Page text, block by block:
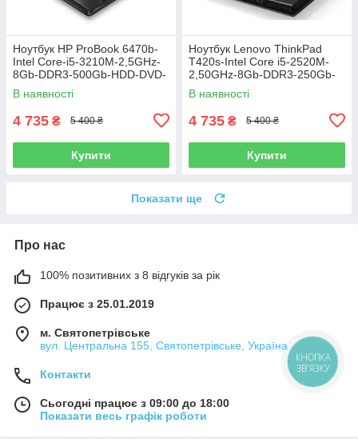
Ноутбук HP ProBook 6470b-
Intel Core-i5-3210M-2,5GHz-
8Gb-DDR3-500Gb-HDD-DVD-
R-W14-HD-Web-(B)-Б/В
В наявності
4 735 ₴ 5 400 ₴
Купити
Ноутбук Lenovo ThinkPad
T420s-Intel Core i5-2520M-
2,50GHz-8Gb-DDR3-250Gb-
HDD-W14-Web-(B)-Б/В
В наявності
4 735 ₴ 5 400 ₴
Купити
Показати ще
Про нас
100% позитивних з 8 відгуків за рік
Працює з 25.01.2019
м. Святопетрівське
вул. Центральна 155, Святопетрівське, Україна
Контакти
Сьогодні працює з 09:00 до 18:00
Показати весь графік роботи
КНОПКА
ЗВ'ЯЗКУ